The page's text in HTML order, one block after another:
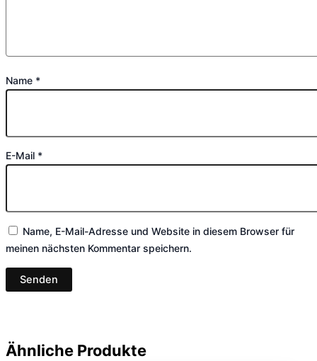
Name *
E-Mail *
Name, E-Mail-Adresse und Website in diesem Browser für
meinen nächsten Kommentar speichern.
Ähnliche Produkte